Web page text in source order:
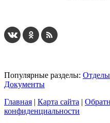
Популярные разделы: Отделы
Документы
Главная | Карта сайта |
конфиденциальности